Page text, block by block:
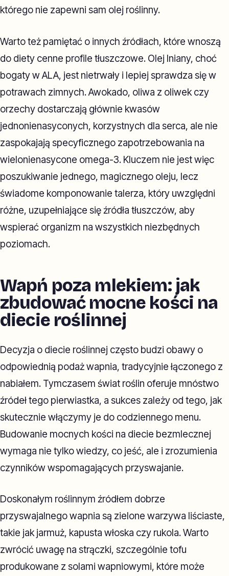
którego nie zapewni sam olej roślinny.
Warto też pamiętać o innych źródłach, które wnoszą
do diety cenne profile tłuszczowe. Olej lniany, choć
bogaty w ALA, jest nietrwały i lepiej sprawdza się w
potrawach zimnych. Awokado, oliwa z oliwek czy
orzechy dostarczają głównie kwasów
jednonienasyconych, korzystnych dla serca, ale nie
zaspokajają specyficznego zapotrzebowania na
wielonienasycone omega-3. Kluczem nie jest więc
poszukiwanie jednego, magicznego oleju, lecz
świadome komponowanie talerza, który uwzględni
różne, uzupełniające się źródła tłuszczów, aby
wspierać organizm na wszystkich niezbędnych
poziomach.
Wapń poza mlekiem: jak
zbudować mocne kości na
diecie roślinnej
Decyzja o diecie roślinnej często budzi obawy o
odpowiednią podaż wapnia, tradycyjnie łączonego z
nabiałem. Tymczasem świat roślin oferuje mnóstwo
źródeł tego pierwiastka, a sukces zależy od tego, jak
skutecznie włączymy je do codziennego menu.
Budowanie mocnych kości na diecie bezmlecznej
wymaga nie tylko wiedzy, co jeść, ale i zrozumienia
czynników wspomagających przyswajanie.
Doskonałym roślinnym źródłem dobrze
przyswajalnego wapnia są zielone warzywa liściaste,
takie jak jarmuż, kapusta włoska czy rukola. Warto
zwrócić uwagę na strączki, szczególnie tofu
produkowane z solami wapniowymi, które może